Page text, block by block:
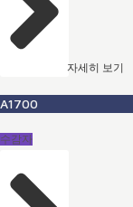
자세히 보기
A1700
수감자